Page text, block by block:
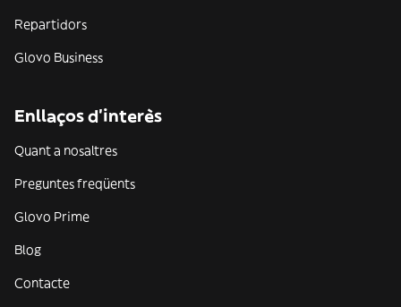
Repartidors
Glovo Business
Enllaços d'interès
Quant a nosaltres
Preguntes freqüents
Glovo Prime
Blog
Contacte